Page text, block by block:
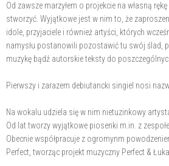
Od zawsze marzyłem o projekcie na własną
stworzyć. Wyjątkowe jest w nim to, że
idole, przyjaciele i również artyści, których
namysłu postanowili pozostawić tu swój ślad,
muzykę bądź autorskie teksty do
Pierwszy i zarazem debiutancki singiel nosi
Na wokalu udziela się w nim nietuzinkowy
Od lat tworzy wyjątkowe piosenki m.in. z
Obecnie współpracuje z ogromynm
Perfect, tworząc projekt muzyczny Perfect &